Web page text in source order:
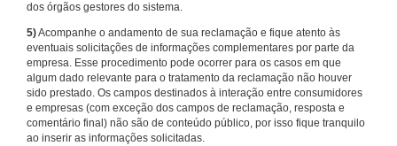
dos órgãos gestores do sistema.
5)Acompanhe o andamento de sua reclamação e fique atento às
eventuais solicitações de informações complementares por parte da
empresa. Esse procedimento pode ocorrer para os casos em que
algum dado relevante para o tratamento da reclamação não houver
sido prestado. Os campos destinados à interação entre consumidores
e empresas (com exceção dos campos de reclamação, resposta e
comentário final) não são de conteúdo público, por isso fique tranquilo
ao inserir as informações solicitadas.